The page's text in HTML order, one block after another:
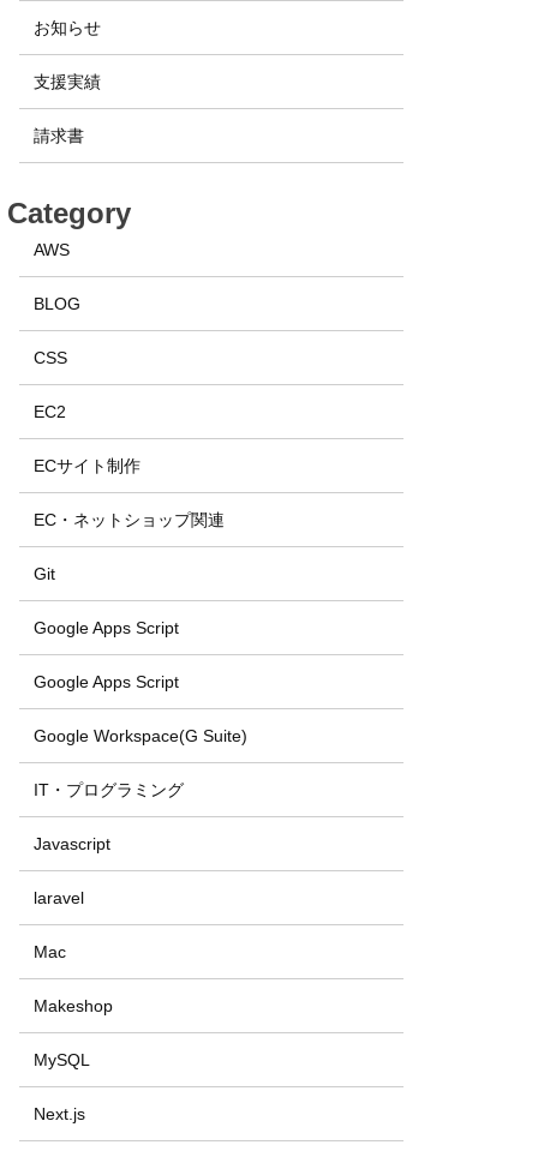
お知らせ
支援実績
請求書
Category
AWS
BLOG
CSS
EC2
ECサイト制作
EC・ネットショップ関連
Git
Google Apps Script
Google Apps Script
Google Workspace(G Suite)
IT・プログラミング
Javascript
laravel
Mac
Makeshop
MySQL
Next.js